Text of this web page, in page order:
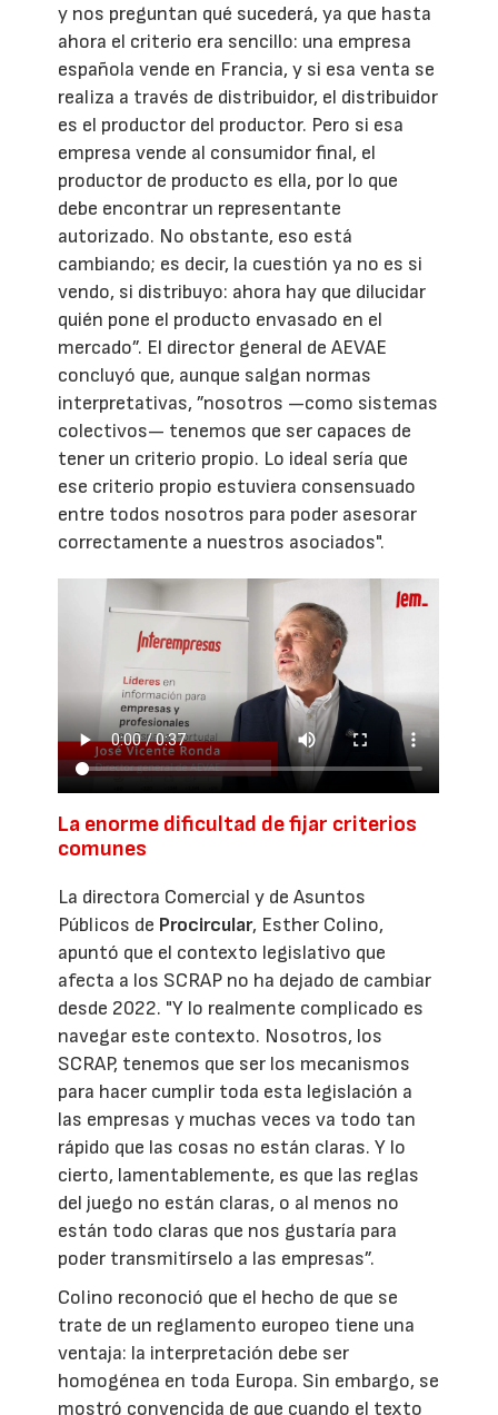
y nos preguntan qué sucederá, ya que hasta
ahora el criterio era sencillo: una empresa
española vende en Francia, y si esa venta se
realiza a través de distribuidor, el distribuidor
es el productor del productor. Pero si esa
empresa vende al consumidor final, el
productor de producto es ella, por lo que
debe encontrar un representante
autorizado. No obstante, eso está
cambiando; es decir, la cuestión ya no es si
vendo, si distribuyo: ahora hay que dilucidar
quién pone el producto envasado en el
mercado”. El director general de AEVAE
concluyó que, aunque salgan normas
interpretativas, ”nosotros —como sistemas
colectivos— tenemos que ser capaces de
tener un criterio propio. Lo ideal sería que
ese criterio propio estuviera consensuado
entre todos nosotros para poder asesorar
correctamente a nuestros asociados".
La enorme dificultad de fijar criterios
comunes
La directora Comercial y de Asuntos
Públicos de Procircular, Esther Colino,
apuntó que el contexto legislativo que
afecta a los SCRAP no ha dejado de cambiar
desde 2022. "Y lo realmente complicado es
navegar este contexto. Nosotros, los
SCRAP, tenemos que ser los mecanismos
para hacer cumplir toda esta legislación a
las empresas y muchas veces va todo tan
rápido que las cosas no están claras. Y lo
cierto, lamentablemente, es que las reglas
del juego no están claras, o al menos no
están todo claras que nos gustaría para
poder transmitírselo a las empresas”.
Colino reconoció que el hecho de que se
trate de un reglamento europeo tiene una
ventaja: la interpretación debe ser
homogénea en toda Europa. Sin embargo, se
mostró convencida de que cuando el texto